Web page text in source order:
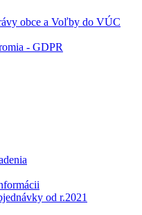
obce a Voľby do VÚC
- GDPR
od r.2021